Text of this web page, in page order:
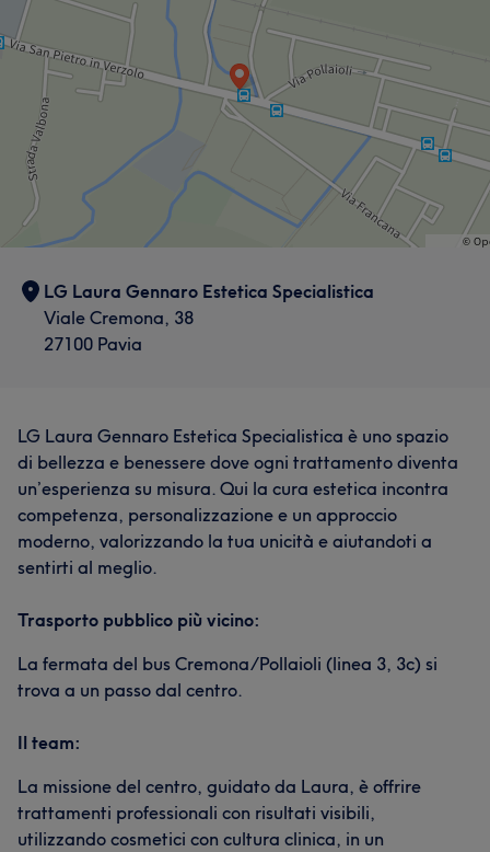
LG Laura Gennaro Estetica Specialistica
Viale Cremona, 38
27100 Pavia
LG Laura Gennaro Estetica Specialistica è uno spazio
di bellezza e benessere dove ogni trattamento diventa
un’esperienza su misura. Qui la cura estetica incontra
competenza, personalizzazione e un approccio
moderno, valorizzando la tua unicità e aiutandoti a
sentirti al meglio.
Trasporto pubblico più vicino:
La fermata del bus Cremona/Pollaioli (linea 3, 3c) si
trova a un passo dal centro.
Il team:
La missione del centro, guidato da Laura, è offrire
trattamenti professionali con risultati visibili,
utilizzando cosmetici con cultura clinica, in un